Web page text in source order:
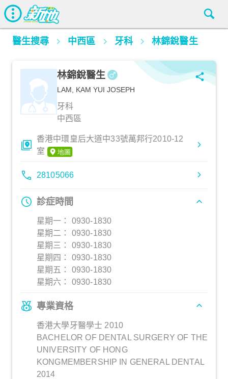
醫生搜尋 中西區 牙科 林錦銳醫生
林錦銳醫生
LAM, KAM YUI JOSEPH
牙科
中西區
香港中環皇后大道中33號萬邦行2010-12
室
28105066
診症時間
星期一： 0930-1830
星期二： 0930-1830
星期三： 0930-1830
星期四： 0930-1830
星期五： 0930-1830
星期六： 0930-1830
專業資格
香港大學牙醫學士 2010
BACHELOR OF DENTAL SURGERY OF THE
UNIVERSITY OF HONG
KONGMEMBERSHIP IN GENERAL DENTAL
2014